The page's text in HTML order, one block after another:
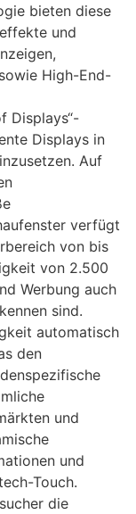
bieten diese
und
High-End-
Displays“-
Displays in
Auf
verfügt
von bis
von 2.500
Werbung auch
sind.
automatisch
den
und
und
Touch.
die